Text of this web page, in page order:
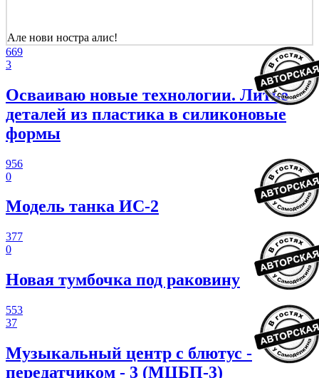
Але нови ностра алис!
669
3
Осваиваю новые технологии. Литье
деталей из пластика в силиконовые
формы
956
0
Модель танка ИС-2
377
0
Новая тумбочка под раковину
553
37
Музыкальный центр с блютус -
передатчиком - 3 (МЦБП-3)